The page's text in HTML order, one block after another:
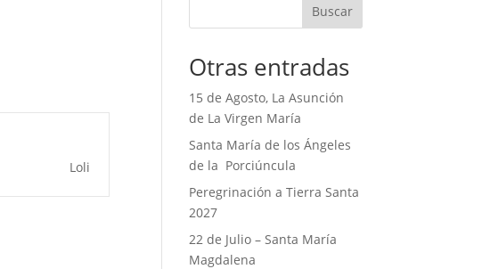
Loli
Buscar
Otras entradas
15 de Agosto, La Asunción
de La Virgen María
Santa María de los Ángeles
de la Porciúncula
Peregrinación a Tierra Santa
2027
22 de Julio – Santa María
Magdalena